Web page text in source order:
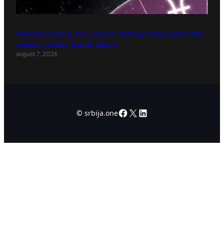
Dnevni horoskop za 7. avgust: Ovnovi, treba vam kratak
predah, Jarčevi, budite uporni
avgust 7, 2026
© srbija.oneFacebook
X LinkedIn